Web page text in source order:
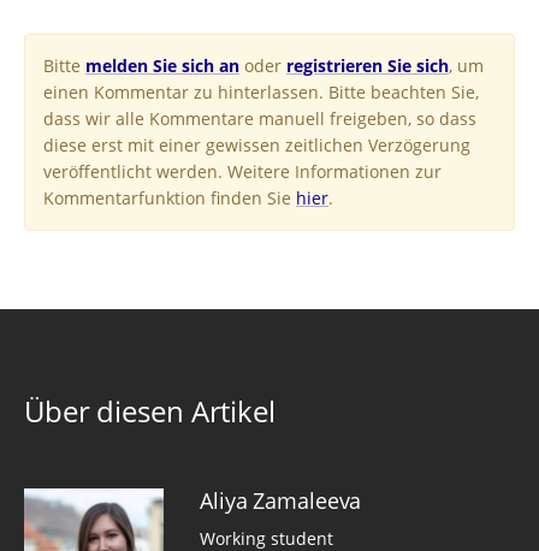
Bitte melden Sie sich an oder registrieren Sie sich, um
einen Kommentar zu hinterlassen. Bitte beachten Sie,
dass wir alle Kommentare manuell freigeben, so dass
diese erst mit einer gewissen zeitlichen Verzögerung
veröffentlicht werden. Weitere Informationen zur
Kommentarfunktion finden Sie hier.
Über diesen Artikel
Aliya Zamaleeva
Working student